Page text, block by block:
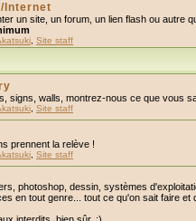
Internet
un site, un forum, un lien flash ou autre
Site staff
signs, walls, montrez-nous ce que vous
Site staff
prennent la relève !
Site staff
photoshop, dessin, systèmes
en tout genre... tout ce qu'on sait faire et